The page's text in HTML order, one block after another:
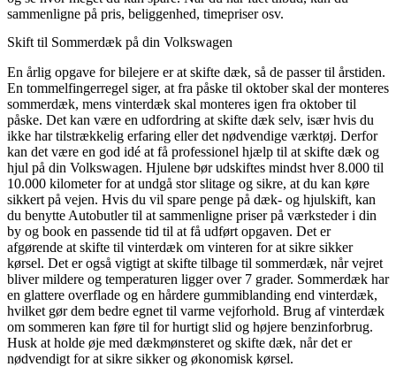
sammenligne på pris, beliggenhed, timepriser osv.
Skift til Sommerdæk på din Volkswagen
En årlig opgave for bilejere er at skifte dæk, så de passer til årstiden.
En tommelfingerregel siger, at fra påske til oktober skal der monteres
sommerdæk, mens vinterdæk skal monteres igen fra oktober til
påske. Det kan være en udfordring at skifte dæk selv, især hvis du
ikke har tilstrækkelig erfaring eller det nødvendige værktøj. Derfor
kan det være en god idé at få professionel hjælp til at skifte dæk og
hjul på din Volkswagen. Hjulene bør udskiftes mindst hver 8.000 til
10.000 kilometer for at undgå stor slitage og sikre, at du kan køre
sikkert på vejen. Hvis du vil spare penge på dæk- og hjulskift, kan
du benytte Autobutler til at sammenligne priser på værksteder i din
by og book en passende tid til at få udført opgaven. Det er
afgørende at skifte til vinterdæk om vinteren for at sikre sikker
kørsel. Det er også vigtigt at skifte tilbage til sommerdæk, når vejret
bliver mildere og temperaturen ligger over 7 grader. Sommerdæk har
en glattere overflade og en hårdere gummiblanding end vinterdæk,
hvilket gør dem bedre egnet til varme vejforhold. Brug af vinterdæk
om sommeren kan føre til for hurtigt slid og højere benzinforbrug.
Husk at holde øje med dækmønsteret og skifte dæk, når det er
nødvendigt for at sikre sikker og økonomisk kørsel.